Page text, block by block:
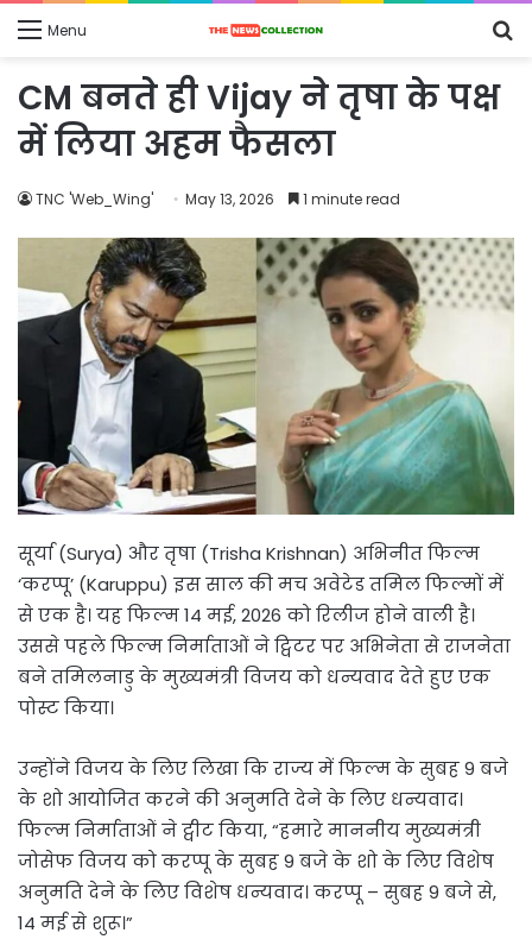
Menu
CM बनते ही Vijay ने तृषा के पक्ष
में लिया अहम फैसला
TNC 'Web_Wing' May 13, 2026 1 minute read
सूर्या (Surya) और तृषा (Trisha Krishnan) अभिनीत फिल्म
‘करप्पू’ (Karuppu) इस साल की मच अवेटेड तमिल फिल्मों में
से एक है। यह फिल्म 14 मई, 2026 को रिलीज होने वाली है।
उससे पहले फिल्म निर्माताओं ने ट्विटर पर अभिनेता से राजनेता
बने तमिलनाडु के मुख्यमंत्री विजय को धन्यवाद देते हुए एक
पोस्ट किया।
उन्होंने विजय के लिए लिखा कि राज्य में फिल्म के सुबह 9 बजे
के शो आयोजित करने की अनुमति देने के लिए धन्यवाद।
फिल्म निर्माताओं ने ट्वीट किया, “हमारे माननीय मुख्यमंत्री
जोसेफ विजय को करप्पू के सुबह 9 बजे के शो के लिए विशेष
अनुमति देने के लिए विशेष धन्यवाद। करप्पू – सुबह 9 बजे से,
14 मई से शुरू।”